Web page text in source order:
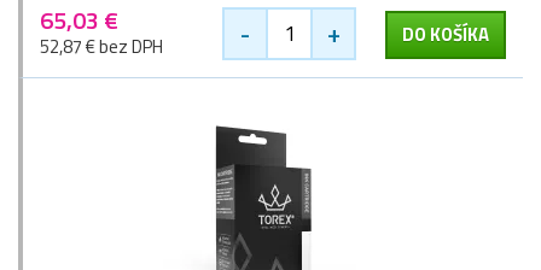
65,03 €
52,87 € bez DPH - + DO KOŠÍKA